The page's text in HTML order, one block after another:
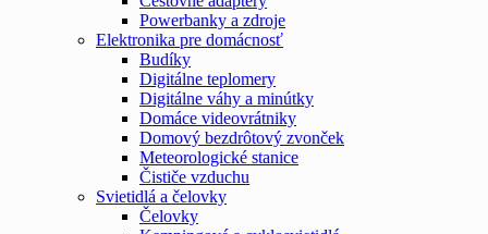
Powerbanky a zdroje
Elektronika pre domácnosť
Budíky
Digitálne teplomery
Digitálne váhy a minútky
Domáce videovrátniky
Domový bezdrôtový zvonček
Meteorologické stanice
Čističe vzduchu
Svietidlá a čelovky
Čelovky